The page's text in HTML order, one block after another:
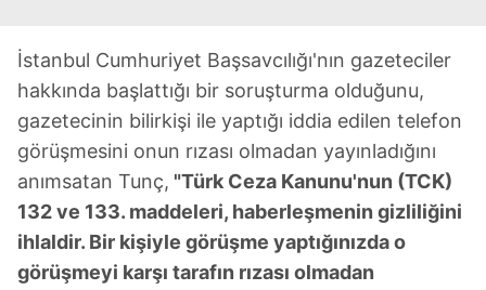
İstanbul Cumhuriyet Başsavcılığı'nın gazeteciler
hakkında başlattığı bir soruşturma olduğunu,
gazetecinin bilirkişi ile yaptığı iddia edilen telefon
görüşmesini onun rızası olmadan yayınladığını
anımsatan Tunç, "Türk Ceza Kanunu'nun (TCK)
132 ve 133. maddeleri, haberleşmenin gizliliğini
ihlaldir. Bir kişiyle görüşme yaptığınızda o
görüşmeyi karşı tarafın rızası olmadan